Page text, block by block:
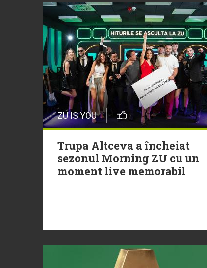
ZU IS YOU
Trupa Altceva a încheiat
sezonul Morning ZU cu un
moment live memorabil